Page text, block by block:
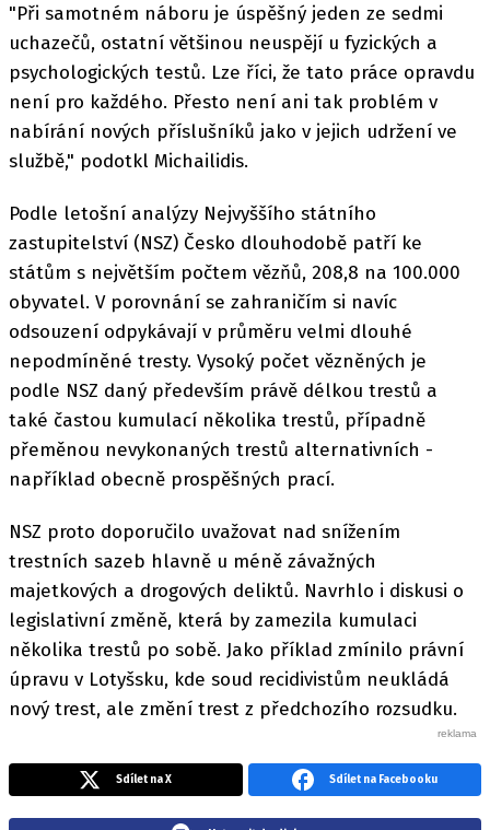
"Při samotném náboru je úspěšný jeden ze sedmi
uchazečů, ostatní většinou neuspějí u fyzických a
psychologických testů. Lze říci, že tato práce opravdu
není pro každého. Přesto není ani tak problém v
nabírání nových příslušníků jako v jejich udržení ve
službě," podotkl Michailidis.
Podle letošní analýzy Nejvyššího státního
zastupitelství (NSZ) Česko dlouhodobě patří ke
státům s největším počtem vězňů, 208,8 na 100.000
obyvatel. V porovnání se zahraničím si navíc
odsouzení odpykávají v průměru velmi dlouhé
nepodmíněné tresty. Vysoký počet vězněných je
podle NSZ daný především právě délkou trestů a
také častou kumulací několika trestů, případně
přeměnou nevykonaných trestů alternativních -
například obecně prospěšných prací.
NSZ proto doporučilo uvažovat nad snížením
trestních sazeb hlavně u méně závažných
majetkových a drogových deliktů. Navrhlo i diskusi o
legislativní změně, která by zamezila kumulaci
několika trestů po sobě. Jako příklad zmínilo právní
úpravu v Lotyšsku, kde soud recidivistům neukládá
nový trest, ale změní trest z předchozího rozsudku.
Sdílet na X Sdílet na Facebooku